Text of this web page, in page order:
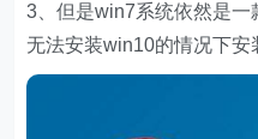
3、但是win7系统依然是
无法安装win10的情况下安